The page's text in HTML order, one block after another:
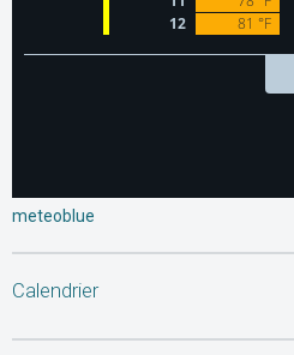
meteoblue
Calendrier